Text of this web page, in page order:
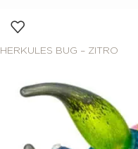
HERKULES BUG – ZITRO